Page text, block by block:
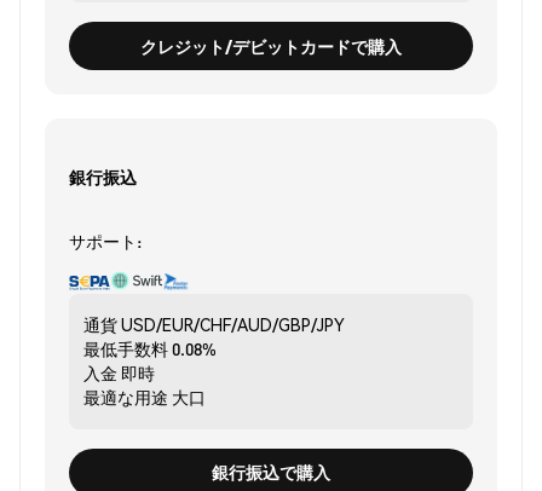
クレジット/デビットカードで購入
銀行振込
サポート:
通貨USD/EUR/CHF/AUD/GBP/JPY
最低手数料0.08%
入金 即時
最適な用途 大口
銀行振込で購入